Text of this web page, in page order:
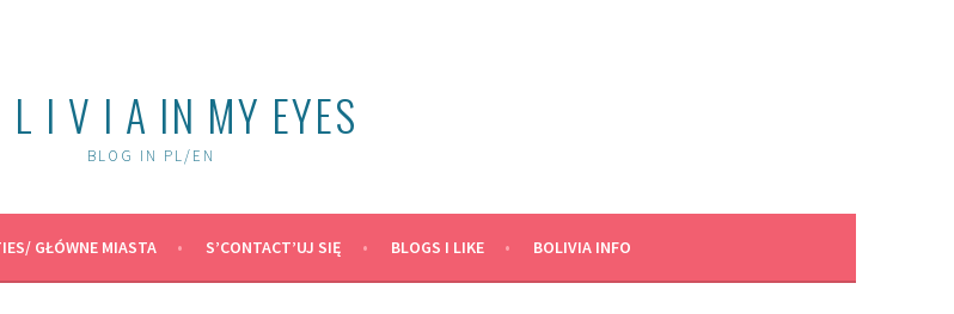
L I V I A IN MY EYES
BLOG IN PL/EN
GŁÓWNE MIASTA S’CONTACT’UJ SIĘ BLOGS I LIKE BOLIVIA INFO